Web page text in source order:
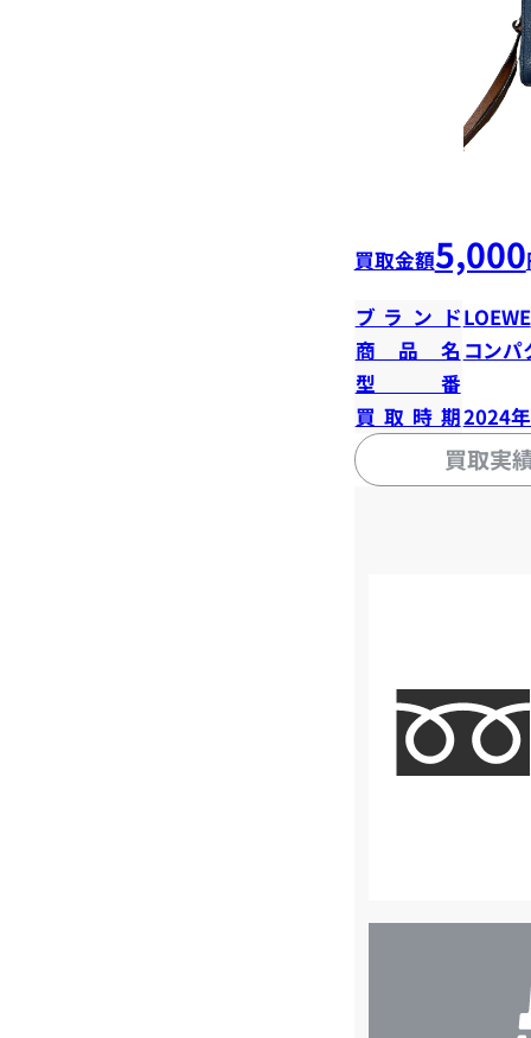
買取金額5,000
ブランドLOEWE
商品名 コンパ
型番
買取時期2024
買取実